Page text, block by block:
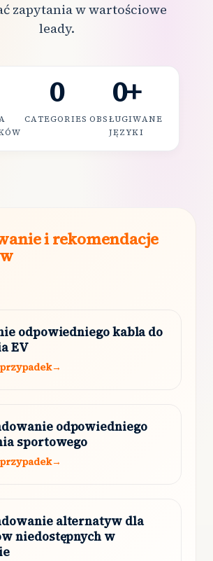
zapytania w wartościowe
leady.
0
CATEGORIES
0+
OBSŁUGIWANE
JĘZYKI
i rekomendacje
odpowiedniego kabla do
EV
→
odpowiedniego
sportowego
→
alternatyw dla
niedostępnych w